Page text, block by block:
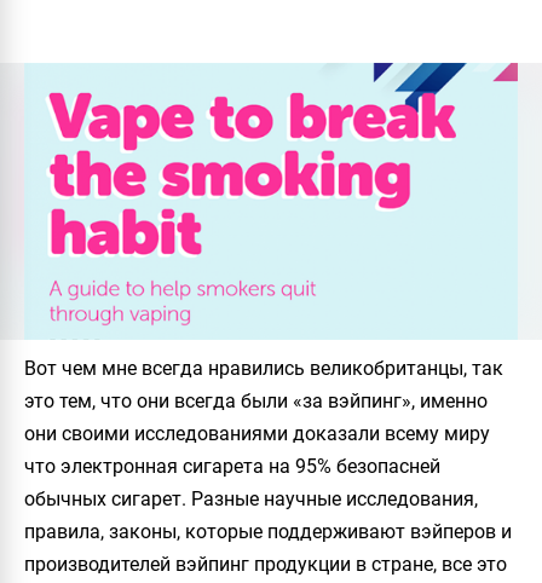
Вот чем мне всегда нравились великобританцы, так
это тем, что они всегда были «за вэйпинг», именно
они своими исследованиями доказали всему миру
что электронная сигарета на 95% безопасней
обычных сигарет. Разные научные исследования,
правила, законы, которые поддерживают вэйперов и
производителей вэйпинг продукции в стране, все это